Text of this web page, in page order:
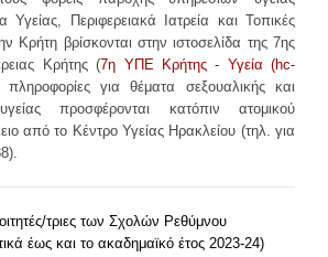
- Σκέψεις - Παράπονα
Υγείας, Περιφερειακά Ιατρεία και Τοπικές
Κρήτη βρίσκονται στην ιστοσελίδα της 7ης
Κρήτης (7η ΥΠΕ Κρήτης - Υγεία (hc-
για θέματα σεξουαλικής και
προσφέρονται κατόπιν ατομικού
από το Κέντρο Υγείας Ηρακλείου (τηλ. για
τριες των Σχολών Ρεθύμνου
έως και το ακαδημαϊκό έτος 2023-24)